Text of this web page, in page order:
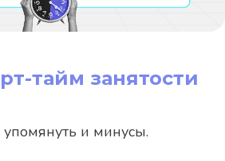
тайм занятости
и минусы.